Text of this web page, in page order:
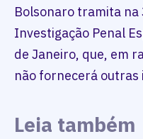
Bolsonaro tramita na
Investigação Penal
de Janeiro, que, em
não fornecerá outras
Leia também